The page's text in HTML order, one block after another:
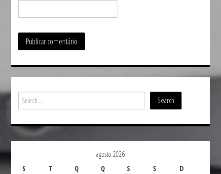
agosto 2026
S
T Q Q S S
D